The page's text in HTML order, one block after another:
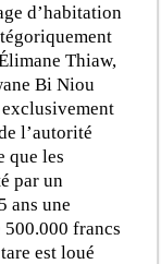
d’habitation
Thiaw,
Bi Niou
l’autorité
que les
par un
ans une
500.000 francs
est loué